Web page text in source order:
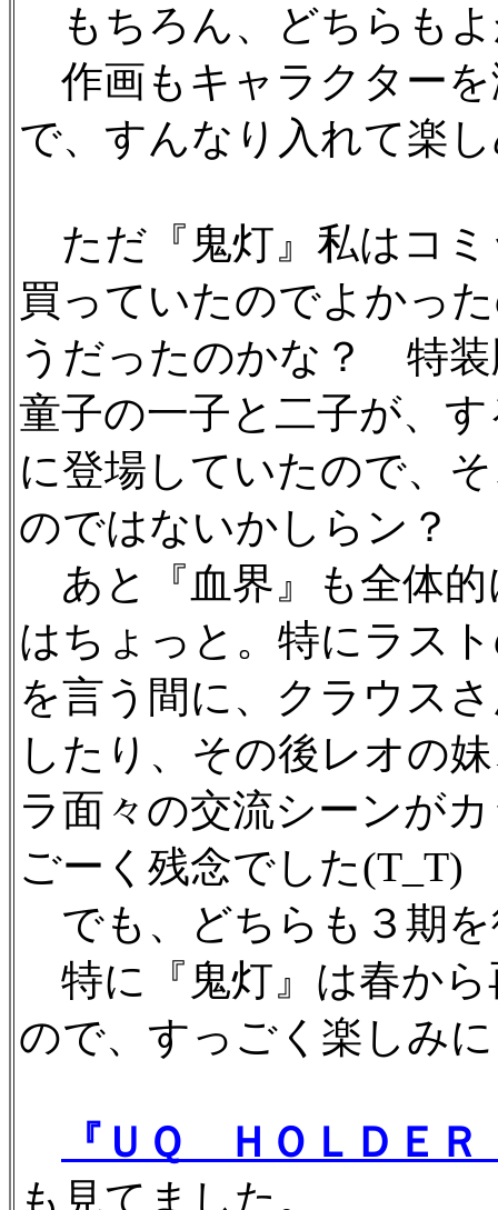
もちろん、どちらも
作画もキャラクター
で、すんなり入れて楽
ただ『鬼灯』私はコミ
買っていたのでよかっ
うだったのかな？ 特装
童子の一子と二子が、
に登場していたので、
のではないかしらン？
あと『血界』も全体的
はちょっと。特にラス
を言う間に、クラウス
したり、その後レオの
ラ面々の交流シーンが
ごーく残念でした(T_T)
でも、どちらも３期
特に『鬼灯』は春か
ので、すっごく楽しみ
『ＵＱ ＨＯＬＤＥＲ
も見てました。